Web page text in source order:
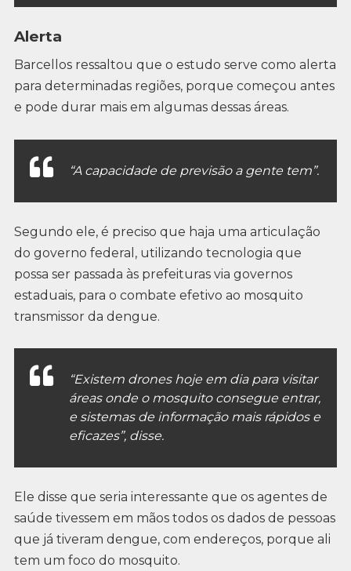
Alerta
Barcellos ressaltou que o estudo serve como alerta
para determinadas regiões, porque começou antes
e pode durar mais em algumas dessas áreas.
“A capacidade de previsão a gente tem”.
Segundo ele, é preciso que haja uma articulação
do governo federal, utilizando tecnologia que
possa ser passada às prefeituras via governos
estaduais, para o combate efetivo ao mosquito
transmissor da dengue.
“Existem drones hoje em dia para visitar
áreas onde o mosquito consegue entrar,
e sistemas de informação mais rápidos e
eficazes”, disse.
Ele disse que seria interessante que os agentes de
saúde tivessem em mãos todos os dados de pessoas
que já tiveram dengue, com endereços, porque ali
tem um foco do mosquito.